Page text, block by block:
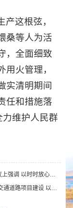
这根弦，
桑等人为活
，全面细致
火管理，
实清明期间
任和措施落
力维护人民群
民群众生命财产安全和社会大局和谐稳定
实纪律作风护航高质量发展